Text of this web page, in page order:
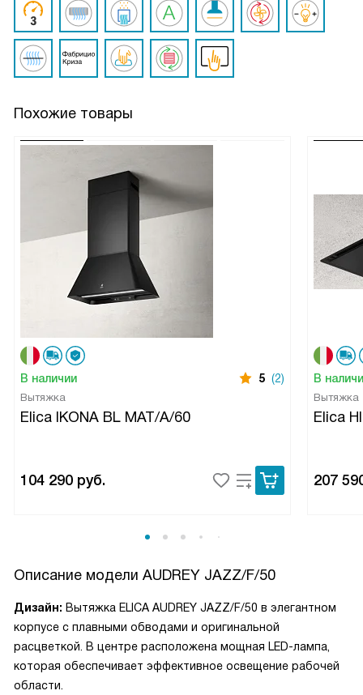
Похожие товары
В наличии 5 (2)
Вытяжка
Elica IKONA BL MAT/A/60
104 290 руб.
В
Вытяжка
Elica
207
Описание модели AUDREY JAZZ/F/50
Дизайн: Вытяжка ELICA AUDREY JAZZ/F/50 в элегантном
корпусе с плавными обводами и оригинальной
расцветкой. В центре расположена мощная LED-лампа,
которая обеспечивает эффективное освещение рабочей
области.